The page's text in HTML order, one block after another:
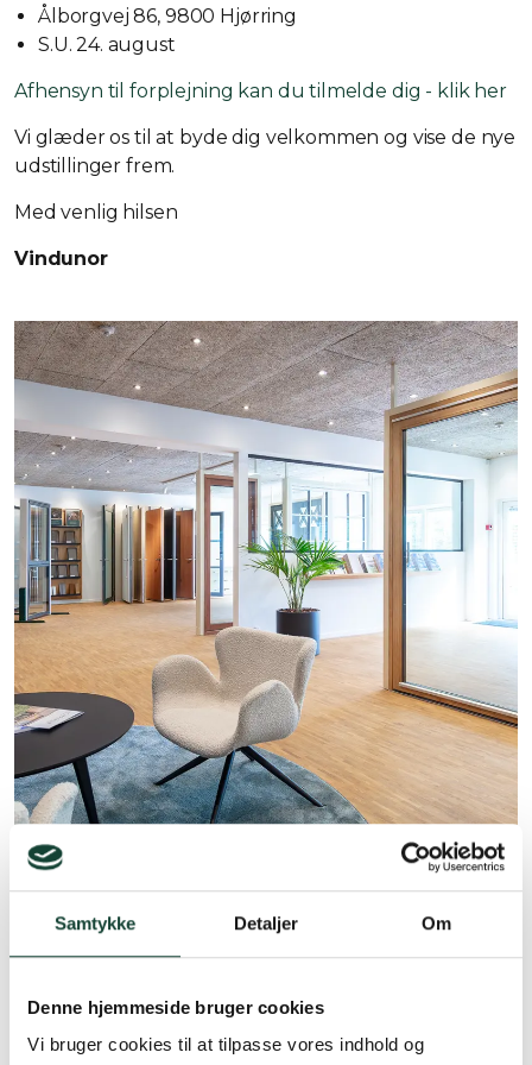
Samtykke Detaljer Om
Denne hjemmeside bruger cookies
Vi bruger cookies til at tilpasse vores indhold og
Ålborgvej 86, 9800 Hjørring
S.U. 24. august
Afhensyn til forplejning kan du tilmelde dig - klik her
Vi glæder os til at byde dig velkommen og vise de nye
udstillinger frem.
Med venlig hilsen
Vindunor